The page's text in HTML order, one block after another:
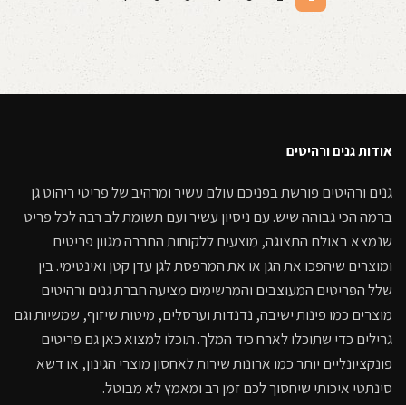
אודות גנים ורהיטים
גנים ורהיטים פורשת בפניכם עולם עשיר ומרהיב של פריטי ריהוט גן
ברמה הכי גבוהה שיש. עם ניסיון עשיר ועם תשומת לב רבה לכל פריט
שנמצא באולם התצוגה, מוצעים ללקוחות החברה מגוון פריטים
ומוצרים שיהפכו את הגן או את המרפסת לגן עדן קטן ואינטימי. בין
שלל הפריטים המעוצבים והמרשימים מציעה חברת גנים ורהיטים
מוצרים כמו פינות ישיבה, נדנדות וערסלים, מיטות שיזוף, שמשיות וגם
גרילים כדי שתוכלו לארח כיד המלך. תוכלו למצוא כאן גם פריטים
פונקציונליים יותר כמו ארונות שירות לאחסון מוצרי הגינון, או דשא
סינתטי איכותי שיחסוך לכם זמן רב ומאמץ לא מבוטל.